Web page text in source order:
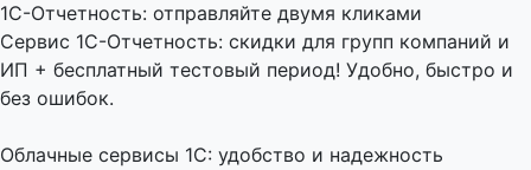
1C-Отчетность: отправляйте двумя кликами
Сервис 1С-Отчетность: скидки для групп компаний и
ИП + бесплатный тестовый период! Удобно, быстро и
без ошибок.
Облачные сервисы 1С: удобство и надежность